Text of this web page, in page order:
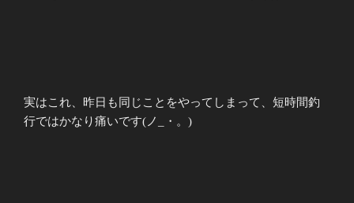
実はこれ、昨日も同じことをやってしまって、短時間釣
行ではかなり痛いです(ノ_・。)